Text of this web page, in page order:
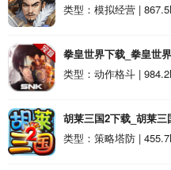
版安卓版
类型：模拟经营 |
拳皇世界下载_拳皇世
类型：动作格斗 |
胡莱三国2下载_胡莱三
类型：策略塔防 |